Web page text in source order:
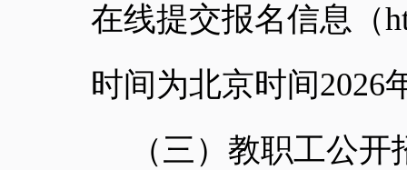
在线提交报名信息（
时间为北京时间2026
（三）教职工公